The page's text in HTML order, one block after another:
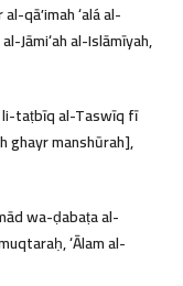
qāʼimah ʻalá al-
Jāmiʻah al-Islāmīyah,
li-taṭbīq al-Taswīq fī
ghayr manshūrah],
wa-ḍabaṭa al-
ʻĀlam al-